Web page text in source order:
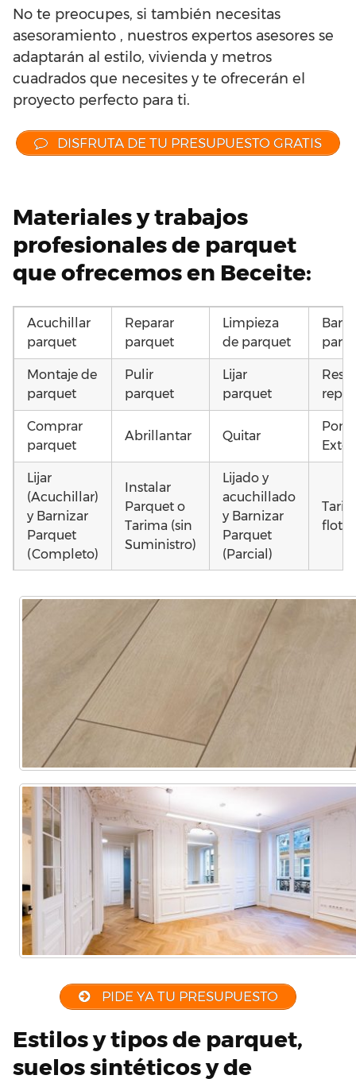
No te preocupes, si también necesitas
asesoramiento , nuestros expertos asesores se
adaptarán al estilo, vivienda y metros
cuadrados que necesites y te ofrecerán el
proyecto perfecto para ti.
DISFRUTA DE TU PRESUPUESTO GRATIS
Materiales y trabajos
profesionales de parquet
que ofrecemos en Beceite:
Acuchillar
parquet
Reparar
parquet
Limpieza
de parquet
Montaje de
parquet
Pulir
parquet
Lijar
parquet
Comprar
parquet
Abrillantar Quitar
Lijar
(Acuchillar)
y Barnizar
Parquet
(Completo)
Instalar
Parquet o
Tarima (sin
Suministro)
Lijado y
acuchillado
y Barnizar
Parquet
(Parcial)
Colocar
Poner
parquet o
Tarima
parquet o
Tarima
Vivienda
(Parcial)
PIDE YA TU PRESUPUESTO
Estilos y tipos de parquet,
suelos sintéticos y de